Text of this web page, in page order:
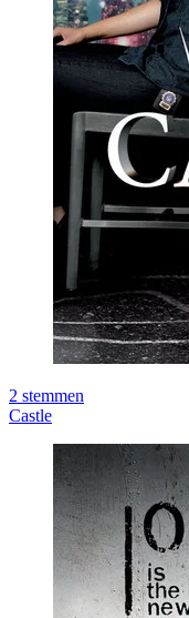
2 stemmen
Castle